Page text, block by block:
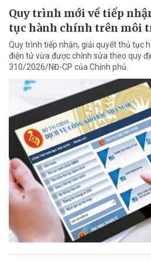
Quy trình mới về tiếp
tục hành chính trên môi
Quy trình tiếp nhận, giải quyết thủ tục
điện tử vừa được chỉnh sửa theo quy
310/2026/NĐ-CP của Chính phủ.